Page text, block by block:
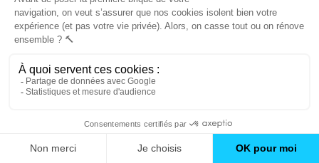
Mon Book Réno 2026,
un catalogue de
conseils et inspirations